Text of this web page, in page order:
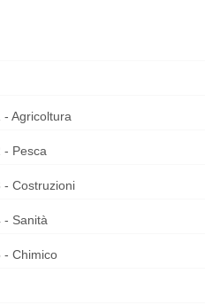
- Agricoltura
- Pesca
- Costruzioni
- Sanità
- Chimico